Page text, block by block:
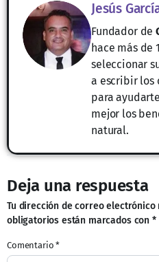
Jesús
Fundador de
hace más de
seleccionar
a escribir los
para
mejor los
natural.
Deja una respuesta
Tu dirección de correo electrónico
obligatorios están marcados con *
Comentario*